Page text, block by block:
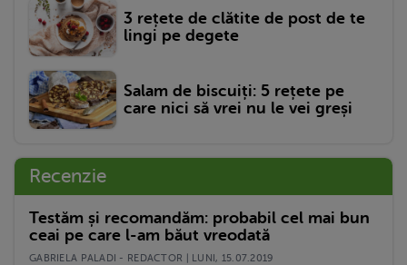
3 rețete de clătite de post de te
lingi pe degete
Salam de biscuiți: 5 rețete pe
care nici să vrei nu le vei greși
Recenzie
Testăm și recomandăm: probabil cel mai bun
ceai pe care l-am băut vreodată
GABRIELA PALADI - REDACTOR | LUNI, 15.07.2019